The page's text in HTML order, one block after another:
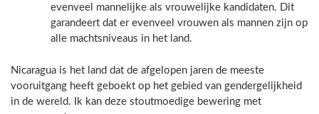
evenveel mannelijke als vrouwelijke kandidaten. Dit
garandeert dat er evenveel vrouwen als mannen zijn op
alle machtsniveaus in het land.
Nicaragua is het land dat de afgelopen jaren de meeste
vooruitgang heeft geboekt op het gebied van gendergelijkheid
in de wereld. Ik kan deze stoutmoedige bewering met